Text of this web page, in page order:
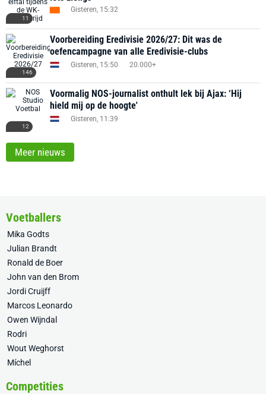
11
Gisteren, 15:32
146
Voorbereiding Eredivisie 2026/27: Dit was de
oefencampagne van alle Eredivisie-clubs
Gisteren, 15:50 20.000+
12
Voormalig NOS-journalist onthult lek bij Ajax: ‘Hij
hield mij op de hoogte'
Gisteren, 11:39
Meer nieuws
Voetballers
Mika Godts
Julian Brandt
Ronald de Boer
John van den Brom
Jordi Cruijff
Marcos Leonardo
Owen Wijndal
Rodri
Wout Weghorst
Míchel
Competities